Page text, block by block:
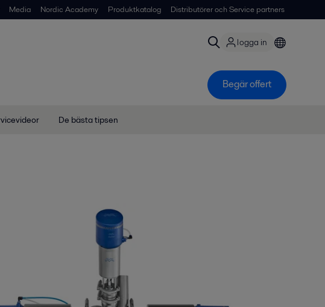
Media Nordic Academy Produktkatalog Distributörer och Service partners
logga in
Begär offert
De bästa tipsen